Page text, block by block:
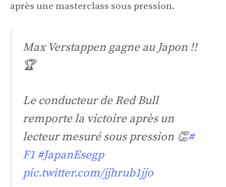
après une masterclass sous pression.
Max Verstappen gagne au Japon !!
🏆
Le conducteur de Red Bull
remporte la victoire après un
lecteur mesuré sous pression 👏#
F1 #JapanEsegp
pic.twitter.com/jjhrub1jjo